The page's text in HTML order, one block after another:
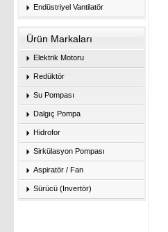
Endüstriyel Vantilatör
Ürün Markaları
Elektrik Motoru
Redüktör
Su Pompası
Dalgıç Pompa
Hidrofor
Sirkülasyon Pompası
Aspiratör / Fan
Sürücü (Invertör)